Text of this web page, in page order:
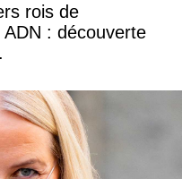
rois de
: découverte